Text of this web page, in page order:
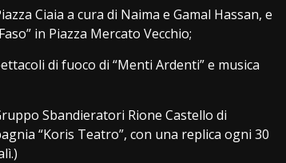
Ciaia a cura di Naima e Gamal Hassan, e
in Piazza Mercato Vecchio;
di fuoco di “Menti Ardenti” e musica
Sbandieratori Rione Castello di
“Koris Teatro”, con una replica ogni 30